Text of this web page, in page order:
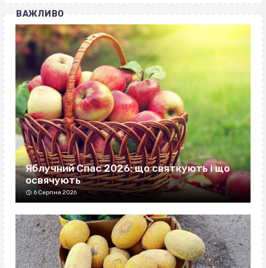
ВАЖЛИВО
Яблучний Спас 2026: що святкують і що
освячують
6 Серпня 2026